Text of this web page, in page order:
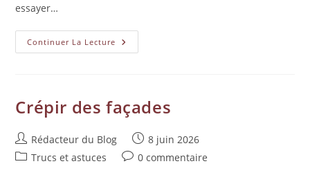
essayer…
Continuer La Lecture
Crépir des façades
Rédacteur du Blog
8 juin 2026
Trucs et astuces
0 commentaire